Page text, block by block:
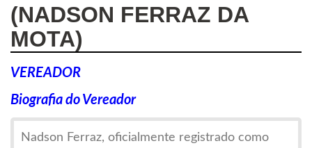
(NADSON FERRAZ DA
MOTA)
VEREADOR
Biografia do Vereador
Nadson Ferraz, oficialmente registrado como